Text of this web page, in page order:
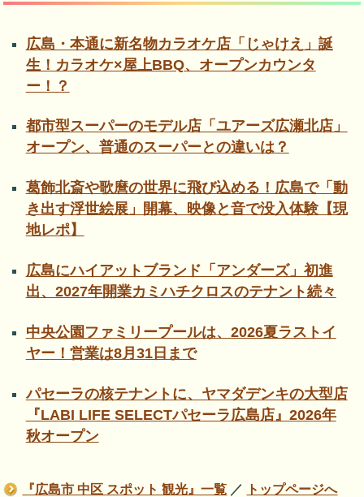
広島・本通に新名物カラオケ店「じゃけえ」誕
生！カラオケ×屋上BBQ、オープンカウンタ
ー！？
都市型スーパーのモデル店「ユアーズ広瀬北店」
オープン、普通のスーパーとの違いは？
葛飾北斎や歌麿の世界に飛び込める！広島で「動
き出す浮世絵展」開幕、映像と音で没入体験【現
地レポ】
広島にハイアットブランド「アンダーズ」初進
出、2027年開業カミハチクロスのテナント続々
中央公園ファミリープールは、2026夏ラストイ
ヤー！営業は8月31日まで
パセーラの核テナントに、ヤマダデンキの大型店
『LABI LIFE SELECTパセーラ広島店』2026年
秋オープン
『広島市 中区 スポット 観光』一覧 ／ トップページへ